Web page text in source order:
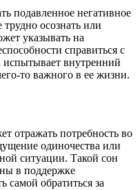
подавленное негативное
осознать или
указывать на
справиться с
внутренний
то важного в ее жизни.
отражать потребность во
одиночества или
ситуации. Такой сон
в поддержке
обратиться за